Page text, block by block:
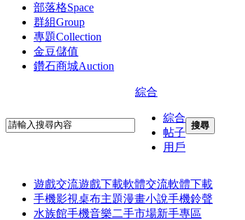
部落格Space
群組Group
專題Collection
金豆儲值
鑽石商城Auction
綜合
綜合
帖子
用戶
搜尋
遊戲交流遊戲下載軟體交流軟體下載
手機影視桌布主題漫畫小說手機鈴聲
水族館手機音樂二手市場新手專區